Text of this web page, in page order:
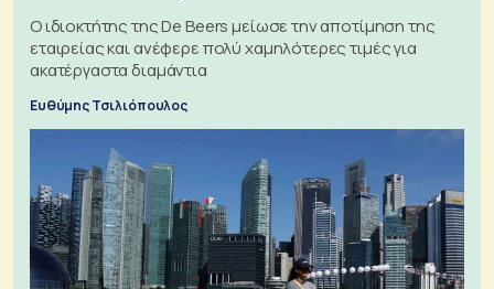
Ο ιδιοκτήτης της De Beers μείωσε την αποτίμηση της
εταιρείας και ανέφερε πολύ χαμηλότερες τιμές για
ακατέργαστα διαμάντια
Ευθύμης Τσιλιόπουλος